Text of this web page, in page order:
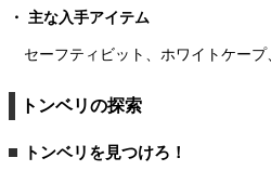
主な入手アイテム
セーフティビット、ホワイトケープ
トンベリの探索
トンベリを見つけろ！